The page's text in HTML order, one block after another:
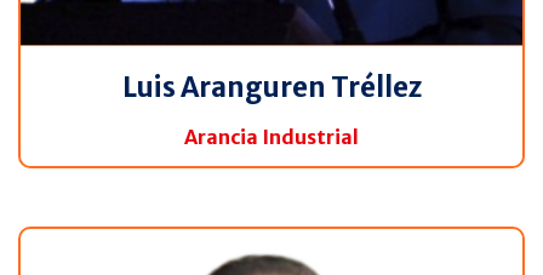
Luis Aranguren Tréllez
Arancia Industrial